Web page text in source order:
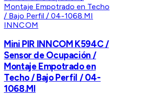
INNCOM
Mini PIR INNCOM K594C /
Sensor de Ocupación /
Montaje Empotrado en
Techo / Bajo Perfil / 04-
1068.MI